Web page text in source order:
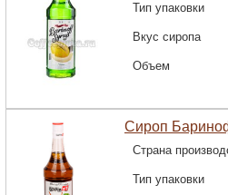
Тип упаковки
Вкус сиропа
Объем
Сироп
Страна
Тип упаковки